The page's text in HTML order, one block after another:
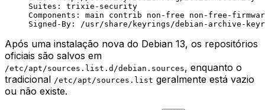
Suites: trixie-security
Components: main contrib non-free non-free-
Signed-By: /usr/share/keyrings/debian-archive-
Após uma instalação nova do Debian 13, os repositórios
oficiais são salvos em
/etc/apt/sources.list.d/debian.sources, enquanto o
tradicional /etc/apt/sources.list geralmente está vazio
ou não existe.